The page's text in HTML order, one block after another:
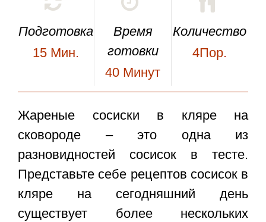
Подготовка
15 Мин.
Время
готовки
40 Минут
Количество
4Пор.
Жареные сосиски в кляре на
сковороде – это одна из
разновидностей сосисок в тесте.
Представьте себе рецептов сосисок в
кляре на сегодняшний день
существует более нескольких